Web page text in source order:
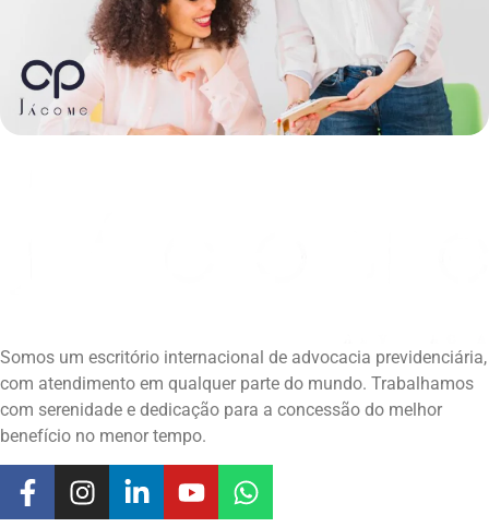
Somos um escritório internacional de advocacia previdenciária,
com atendimento em qualquer parte do mundo. Trabalhamos
com serenidade e dedicação para a concessão do melhor
benefício no menor tempo.